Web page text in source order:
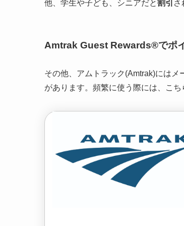
他、学生や子ども、シニアだと割引 さ
Amtrak Guest Rewards®でポ
その他、アムトラック(Amtrak)には
があります。頻繁に使う際には、こ